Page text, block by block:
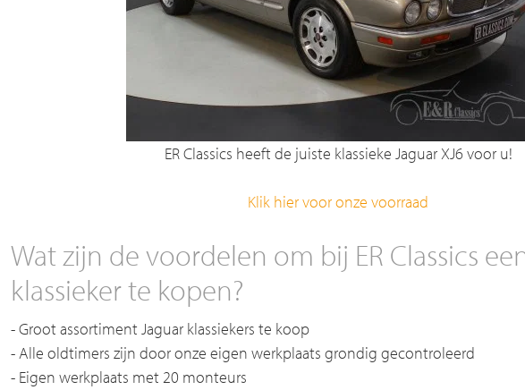
ER Classics heeft de juiste klassieke Jaguar XJ6 voor u!
Klik hier voor onze voorraad
Wat zijn de voordelen om bij ER Classics
klassieker te kopen?
- Groot assortiment Jaguar klassiekers te koop
- Alle oldtimers zijn door onze eigen werkplaats grondig gecontroleerd
- Eigen werkplaats met 20 monteurs